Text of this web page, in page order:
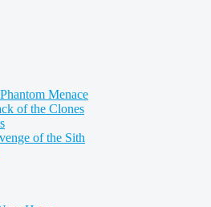
Menace
of the Clones
of the Sith